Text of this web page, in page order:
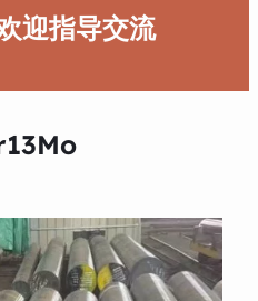
迎指导交流